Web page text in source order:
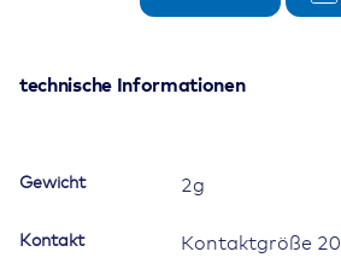
HD30,
technische Informationen
Gewicht 2g
Kontakt Kontaktgröße 20